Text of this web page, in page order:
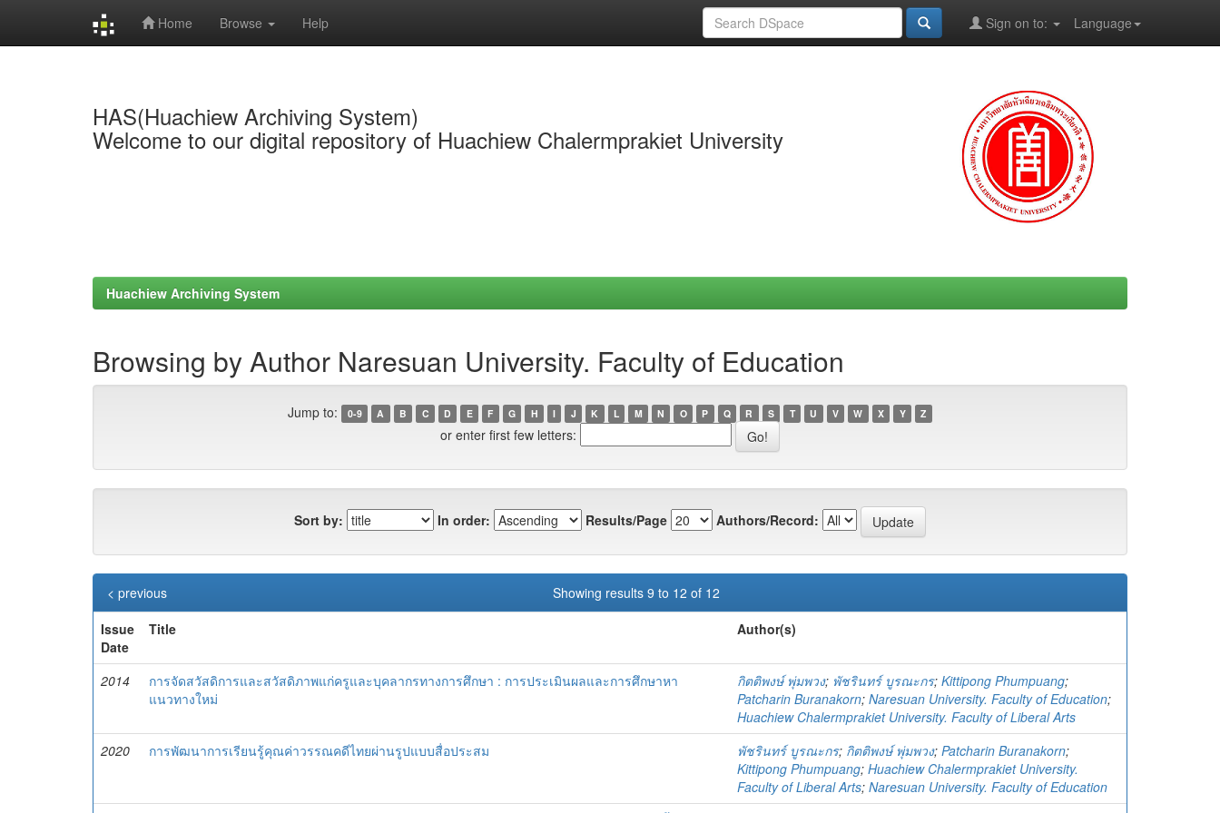
Home Browse Help Language
Sign on to:
HAS(Huachiew Archiving System)
Welcome to our digital repository of Huachiew Chalermprakiet University
Huachiew Archiving System
Browsing by Author Naresuan University. Faculty of Education
Jump to: 0-9 A B C D E F G H I J K L M N O P Q R S T U V W X Y Z
or enter first few letters:
Sort by: In order: Results/Page Authors/Record:
Showing results 9 to 12 of 12
< previous
Issue
Date
Title Author(s)
2014
การจัดสวัสดิการและสวัสดิภาพแก่ครูและบุคลากรทางการศึกษา : การประเมินผลและการศึกษาหา
แนวทางใหม่
กิตติพงษ์ พุ่มพวง; พัชรินทร์ บูรณะกร; Kittipong Phumpuang;
Patcharin Buranakorn; Naresuan University. Faculty of Education;
Huachiew Chalermprakiet University. Faculty of Liberal Arts
2020
การพัฒนาการเรียนรู้คุณค่าวรรณคดีไทยผ่านรูปแบบสื่อประสม พัชรินทร์ บูรณะกร; กิตติพงษ์ พุ่มพวง; Patcharin Buranakorn;
Kittipong Phumpuang; Huachiew Chalermprakiet University.
Faculty of Liberal Arts; Naresuan University. Faculty of Education